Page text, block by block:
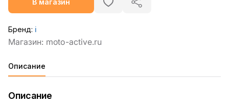
В магазин
Бренд: ℹ️
Описание
Описание